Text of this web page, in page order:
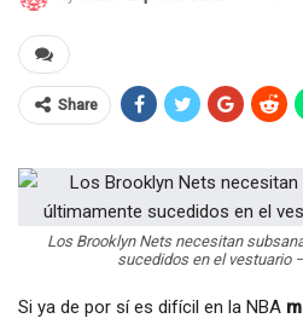
Share
Los Brooklyn Nets necesitan
sucedidos en el vestuario
Si ya de por sí es difícil en la NBA